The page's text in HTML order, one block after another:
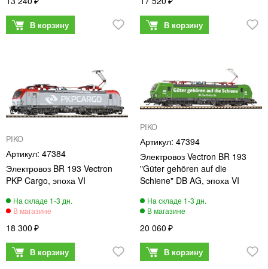
PIKO
47384
Электровоз BR 193 Vectron
PKP Cargo, эпоха VI
18 300
PIKO
47394
Электровоз Vectron BR 193
"Güter gehören auf die
Schiene" DB AG, эпоха VI
20 060